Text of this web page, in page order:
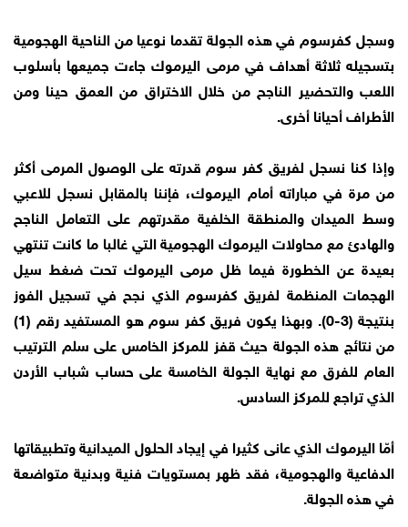
وسجل كفرسوم في هذه الجولة تقدما نوعيا من الناحية الهجومية
بتسجيله ثلاثة أهداف في مرمى اليرموك جاءت جميعها بأسلوب
اللعب والتحضير الناجح من خلال الاختراق من العمق حينا ومن
الأطراف أحيانا أخرى.
وإذا كنا نسجل لفريق كفر سوم قدرته على الوصول المرمى أكثر
من مرة في مباراته أمام اليرموك، فإننا بالمقابل نسجل للاعبي
وسط الميدان والمنطقة الخلفية مقدرتهم على التعامل الناجح
والهادئ مع محاولات اليرموك الهجومية التي غالبا ما كانت تنتهي
بعيدة عن الخطورة فيما ظل مرمى اليرموك تحت ضغط سيل
الهجمات المنظمة لفريق كفرسوم الذي نجح في تسجيل الفوز
بنتيجة (3-0). وبهذا يكون فريق كفر سوم هو المستفيد رقم (1)
من نتائج هذه الجولة حيث قفز للمركز الخامس على سلم الترتيب
العام للفرق مع نهاية الجولة الخامسة على حساب شباب الأردن
الذي تراجع للمركز السادس.
أمّا اليرموك الذي عانى كثيرا في إيجاد الحلول الميدانية وتطبيقاتها
الدفاعية والهجومية، فقد ظهر بمستويات فنية وبدنية متواضعة
في هذه الجولة.